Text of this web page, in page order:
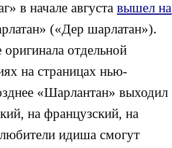
в начале августавышел на
(«Дер шарлатан»).
отдельной
на страницах нью-
«Шарлантан» выходил
на французский, на
идиша смогут